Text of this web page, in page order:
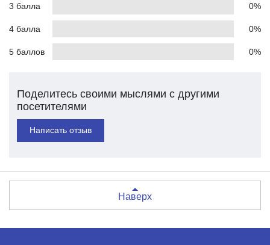
3 балла 0%
4 балла 0%
5 баллов 0%
Поделитесь своими мыслями с другими
посетителями
Написать отзыв
Наверх